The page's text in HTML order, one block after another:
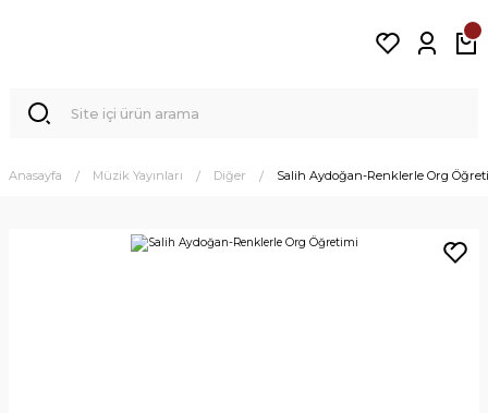
Anasayfa Müzik Yayınları Diğer Salih Aydoğan-Renklerle Org